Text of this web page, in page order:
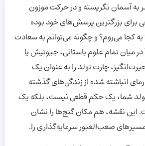
به آسمان نگریسته و در حرکت موزون
برای بزرگترین پرسش‌های خود بوده
به کجا می‌روم؟ و چگونه می‌توانم به سعادت
میان تمام علوم باستانی، جیوتیش یا
چارت تولد را به عنوان یک
کارمای انباشته شده از زندگی‌های گذشته
شما، یک حکم قطعی نیست، بلکه یک
این نقشه، هم مکان گنج‌ها را نشان
صعب‌العبور سرمایه‌گذاری را.